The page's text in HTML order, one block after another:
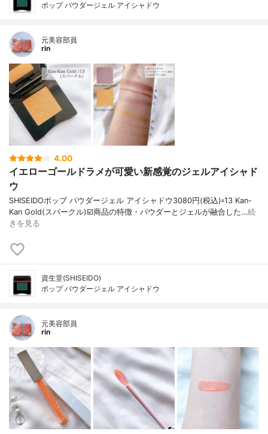
ポップ パウダージェル アイシャドウ
元美容部員
rin
4.00
イエローゴールドラメが可愛い新感覚のジェルアイシャド
ウ
SHISEIDOポップ パウダージェル アイシャドウ3080円(税込)▫️13 Kan-
Kan Gold(スパークル)☑️商品の特徴・パウダーとジェルが融合した…続
きを見る
資生堂(SHISEIDO)
ポップ パウダージェル アイシャドウ
元美容部員
rin